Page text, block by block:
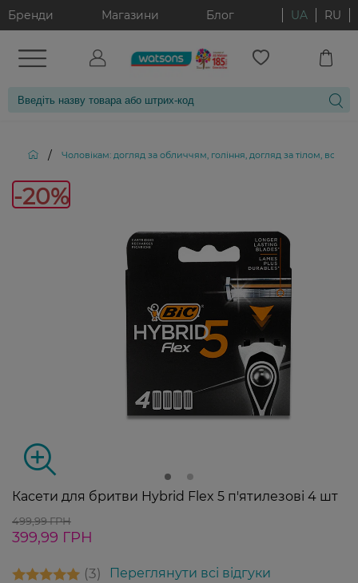
Бренди Магазини Блог UA RU
/ Чоловікам: догляд за обличчям, гоління, догляд за тілом,
-20%
Касети для бритви Hybrid Flex 5 п'ятилезові 4 шт
499,99 ГРН
399,99 ГРН
3 Переглянути всі відгуки